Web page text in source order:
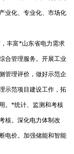
业化、专业化、市场化
丰富*山东省电力需求
合管理服务。开展工业
管理评价，做好示范企
示范项目建设工作，拓
。*统计、监测和考核
核。深化电力体制改
电价。加强储能和智能